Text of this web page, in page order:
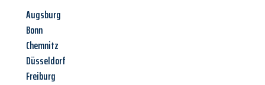
Augsburg
Bonn
Chemnitz
Düsseldorf
Freiburg